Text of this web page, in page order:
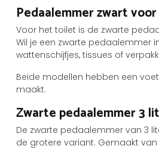
Pedaalemmer zwart
Voor het toilet is de zwarte
Wil je een zwarte pedaalemmer
wattenschijfjes, tissues of
Beide modellen hebben een
maakt.
Zwarte pedaalemmer 3
De zwarte pedaalemmer van 3
de grotere variant. Gemaakt